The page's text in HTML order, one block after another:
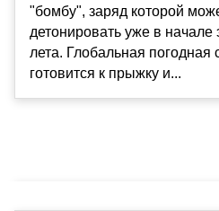
"бомбу", заряд которой
детонировать уже в начале
лета. Глобальная погодная
готовится к прыжку и...